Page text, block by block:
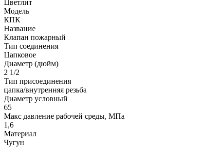
Цветлит
Модель
КПК
Название
Клапан пожарный
Тип соединения
Цапковое
Диаметр (дюйм)
2 1/2
Тип присоединения
цапка/внутренняя резьба
Диаметр условный
65
Макс давление рабочей среды, МПа
1,6
Материал
Чугун